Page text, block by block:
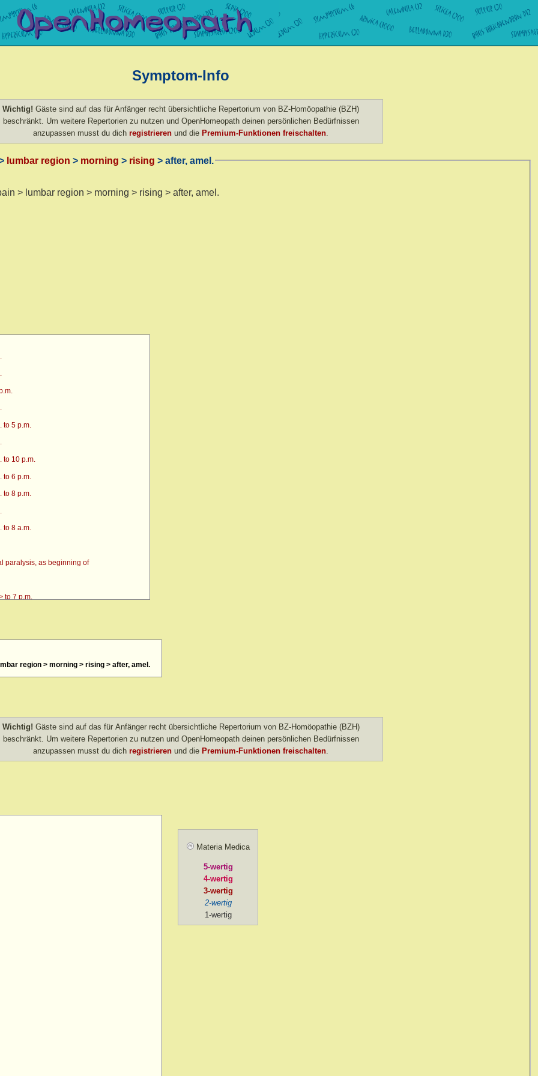
Symptom-Info
Wichtig! Gäste sind auf das für Anfänger recht übersichtliche Repertorium von BZ-Homöopathie (BZH)
beschränkt. Um weitere Repertorien zu nutzen und OpenHomeopath deinen persönlichen Bedürfnissen
anzupassen musst du dich registrieren und die Premium-Funktionen freischalten
lumbar region > morning > rising > after, amel.
> lumbar region > morning > rising > after, amel.
to 5 p.m.
to 10 p.m.
to 6 p.m.
to 8 p.m.
to 8 a.m.
paralysis, as beginning of
to 7 p.m.
amel.
evening
after agg.
agg.
region > morning > rising > after, amel.
Wichtig! Gäste sind auf das für Anfänger recht übersichtliche Repertorium von BZ-Homöopathie (BZH)
beschränkt. Um weitere Repertorien zu nutzen und OpenHomeopath deinen persönlichen Bedürfnissen
anzupassen musst du dich registrieren und die Premium-Funktionen freischalten.
Materia Medica
5-wertig
4-wertig
3-wertig
2-wertig
1-wertig